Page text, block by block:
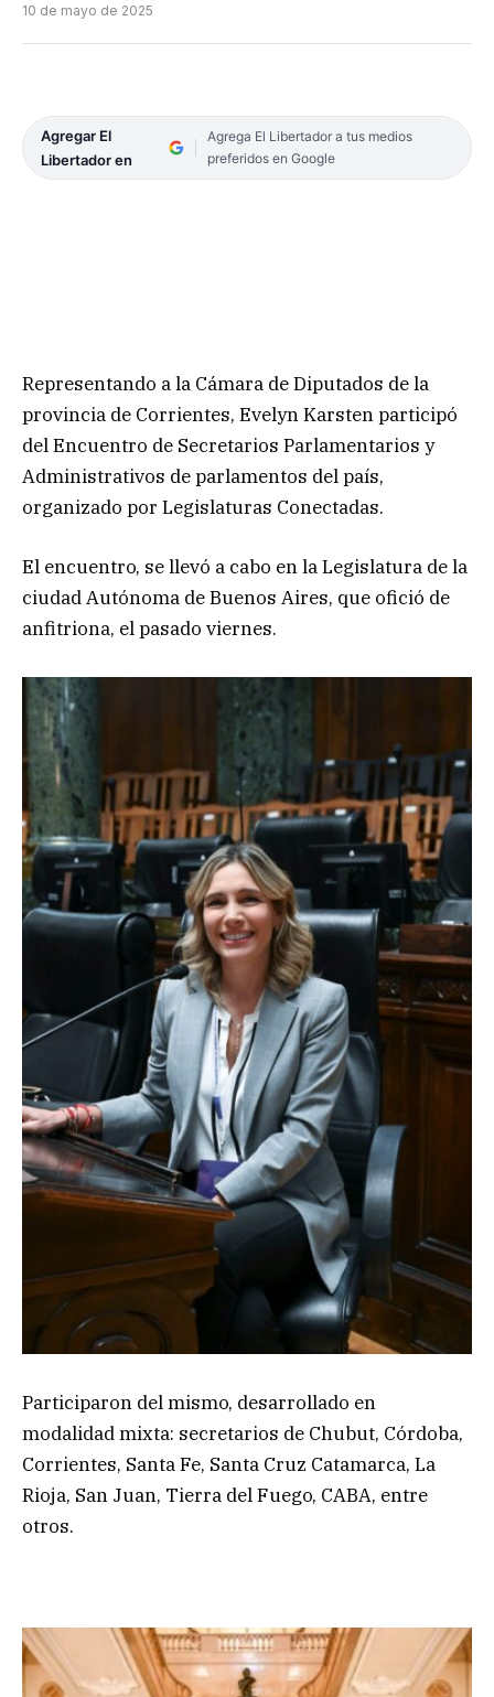
10 de mayo de 2025
Agregar El
Libertador en
Agrega El Libertador a tus medios
preferidos en Google
Representando a la Cámara de Diputados de la
provincia de Corrientes, Evelyn Karsten participó
del Encuentro de Secretarios Parlamentarios y
Administrativos de parlamentos del país,
organizado por Legislaturas Conectadas.
El encuentro, se llevó a cabo en la Legislatura de la
ciudad Autónoma de Buenos Aires, que ofició de
anfitriona, el pasado viernes.
Participaron del mismo, desarrollado en
modalidad mixta: secretarios de Chubut, Córdoba,
Corrientes, Santa Fe, Santa Cruz Catamarca, La
Rioja, San Juan, Tierra del Fuego, CABA, entre
otros.